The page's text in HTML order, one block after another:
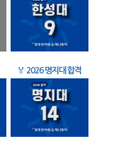
🏅 2026 명지대 합격